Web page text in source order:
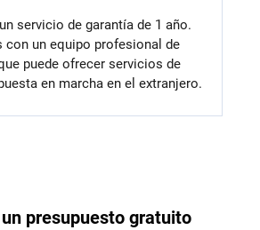
servicio de garantía de 1 año.
con un equipo profesional de
puede ofrecer servicios de
en marcha en el extranjero.
presupuesto gratuito